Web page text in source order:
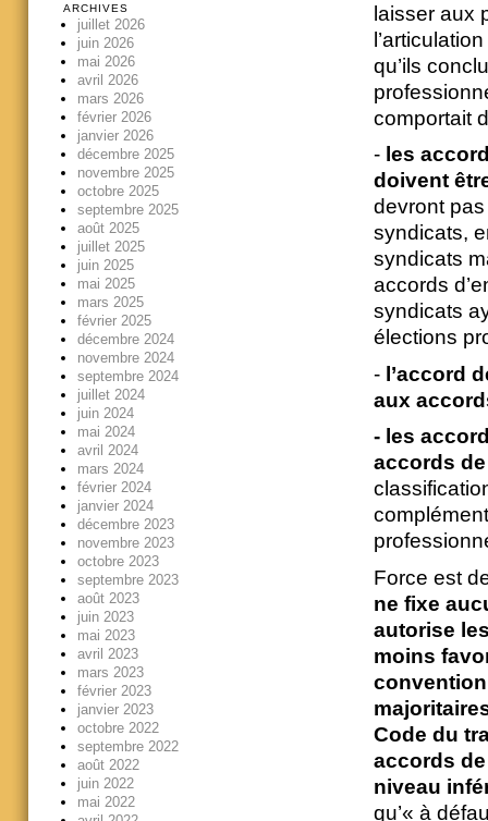
laisser aux
qu’ils
comportait
- les
doivent
devront pas
syndicats,
syndicats
accords
syndicats
élections
- l’accord
aux
- les
accords
Force est
ne fixe
autorise
moins
Code du
accords
niveau
qu’« à
ARCHIVES
juillet 2026
juin 2026
mai 2026
avril 2026
mars 2026
février 2026
janvier 2026
décembre 2025
novembre 2025
octobre 2025
septembre 2025
août 2025
juillet 2025
juin 2025
mai 2025
mars 2025
février 2025
décembre 2024
novembre 2024
septembre 2024
juillet 2024
juin 2024
mai 2024
avril 2024
mars 2024
février 2024
janvier 2024
décembre 2023
novembre 2023
octobre 2023
septembre 2023
août 2023
juin 2023
mai 2023
avril 2023
mars 2023
février 2023
janvier 2023
octobre 2022
septembre 2022
août 2022
juin 2022
mai 2022